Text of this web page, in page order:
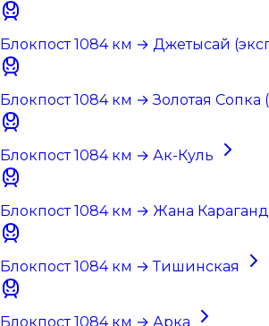
Блокпост 1084 км → Джетысай
Блокпост 1084 км → Золотая Сопка
Блокпост 1084 км → Ак-Куль
Блокпост 1084 км → Жана
Блокпост 1084 км → Тишинская
Блокпост 1084 км → Арка